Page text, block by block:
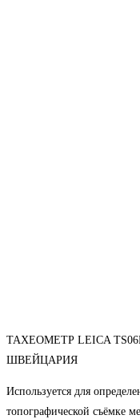
ТАХЕОМЕТР LEICA
ШВЕЙЦАРИЯ
Используется для
топографической съёмке